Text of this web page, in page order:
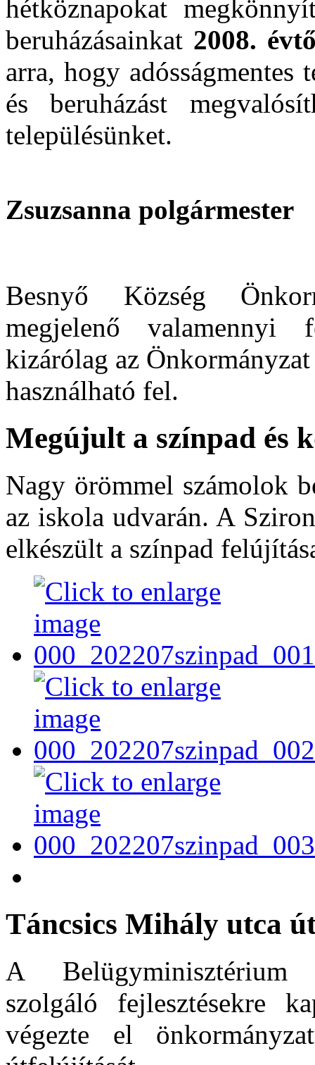
hétköznapokat
beruházásainkat 2008.
arra, hogy adósságmentes
és beruházást
településünket.
Zsuzsanna polgármester
Besnyő Község
megjelenő valamennyi
kizárólag az
használható fel.
Megújult a színpad és
Nagy örömmel számolok
az iskola udvarán. A
elkészült a színpad
Táncsics Mihály utca
A Belügyminisztérium
szolgáló fejlesztésekre
végezte el